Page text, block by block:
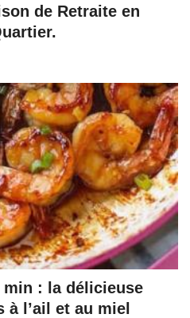
de Retraite en
min : la délicieuse
à l’ail et au miel